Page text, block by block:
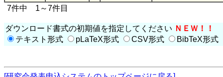
7件中 1～7件目
ダウンロード書式の初期値を指定してください ＮＥＷ！！
テキスト形式
pLaTeX形式 CSV形式 BibTeX形式